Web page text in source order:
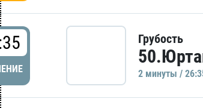
Грубость
2 минуты /